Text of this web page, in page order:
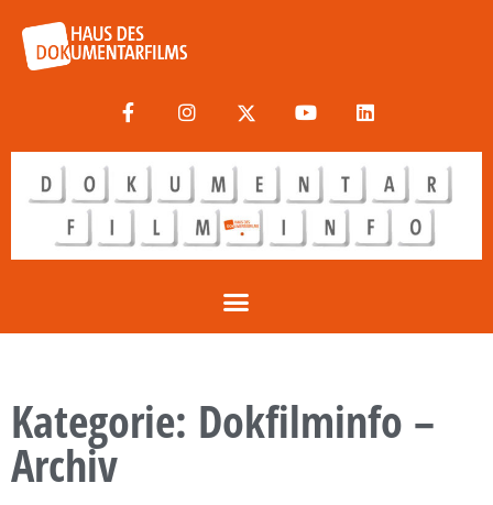
Kategorie: Dokfilminfo –
Archiv